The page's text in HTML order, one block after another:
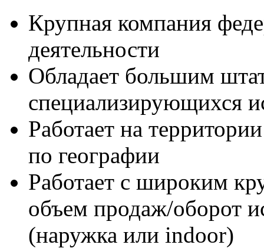
Крупная компания
деятельности
Обладает большим
специализирующихся
Работает на
по географии
Работает с широким
объем продаж/оборот
(наружка или indoor)